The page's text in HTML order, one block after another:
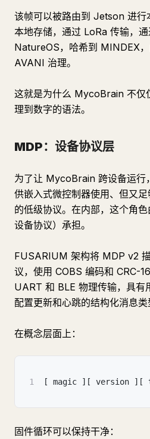
该帧可以被路由到 Jetson 进行
本地存储，通过 LoRa 传输，
NatureOS，哈希到 MINDEX
AVANI 治理。
这就是为什么 MycoBrain 不仅
理到数字的语法。
MDP：设备协议层
为了让 MycoBrain 跨设备运行
供嵌入式微控制器使用、但又
的低级协议。在内部，这个角
设备协议）承担。
FUSARIUM 架构将 MDP v2
议，使用 COBS 编码和 CRC-
UART 和 BLE 物理传输，具有
配置更新和心跳的结构化消息类
在概念层面上：
1 [ magic ] [ version ] [
固件循环可以保持干净：